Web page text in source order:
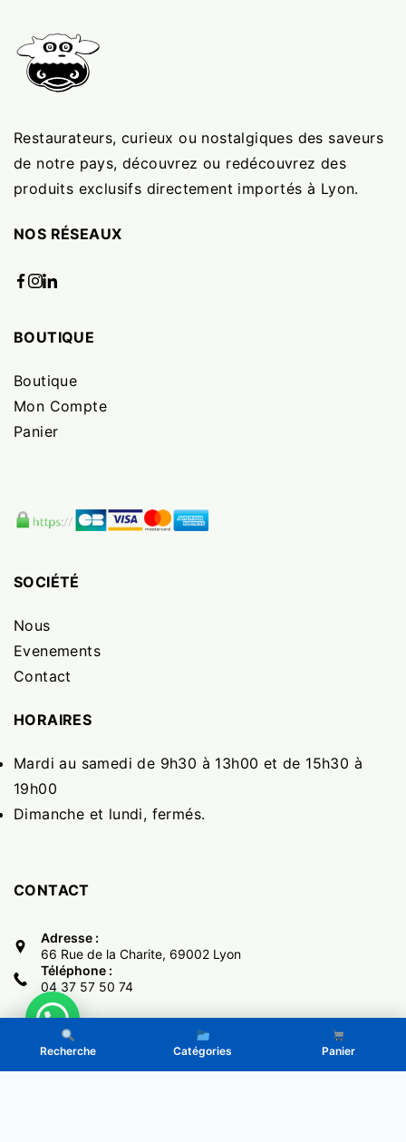
Restaurateurs, curieux ou nostalgiques des saveurs
de notre pays, découvrez ou redécouvrez des
produits exclusifs directement importés à Lyon.
NOS RÉSEAUX
BOUTIQUE
Boutique
Mon Compte
Panier
SOCIÉTÉ
Nous
Evenements
Contact
HORAIRES
Mardi au samedi de 9h30 à 13h00 et de 15h30 à
19h00
Dimanche et lundi, fermés.
CONTACT
Adresse :
66 Rue de la Charite, 69002 Lyon
Téléphone :
04 37 57 50 74
Copyright © 2017 - El Monumental- Powered by LeGone.eu
Recherche Catégories Panier